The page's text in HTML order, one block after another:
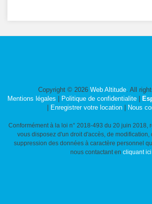
Copyright © 2026 Web Altitude. All
Mentions légales
Politique de confidentialite
Enregistrer votre location Nous
Conformément à la loi n° 2018-493 du 20 juin 2018,
vous disposez d'un droit d'accès, de modification,
suppression des données à caractère personnel
nous contactant en cliquant ici